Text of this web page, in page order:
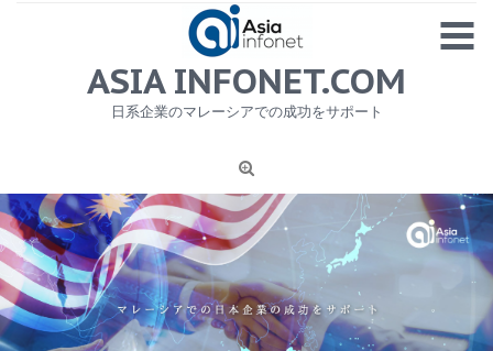
MENU
1
ニュース
労務サービス
プライバシーポリシー及び著作権について
お問合せ
ASIA INFONET.COM
日系企業のマレーシアでの成功をサポート